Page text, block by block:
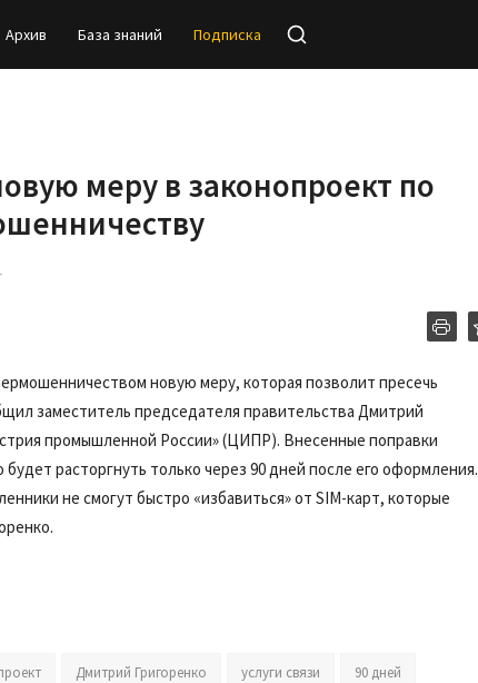
Архив База знаний Подписка
меру в законопроект по
новую меру, которая позволит пресечь
заместитель председателя правительства Дмитрий
промышленной России» (ЦИПР). Внесенные поправки
расторгнуть только через 90 дней после его оформления.
не смогут быстро «избавиться» от SIM-карт, которые
Дмитрий Григоренко услуги связи 90 дней